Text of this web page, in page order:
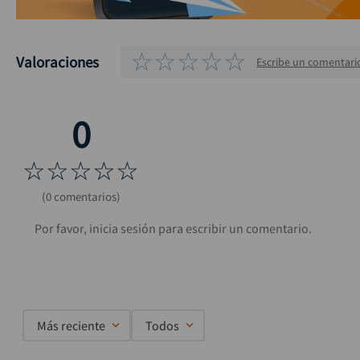
Valoraciones ☆☆☆☆☆ Escribe un
☆☆☆☆☆
(0 comentarios)
Más reciente Todos